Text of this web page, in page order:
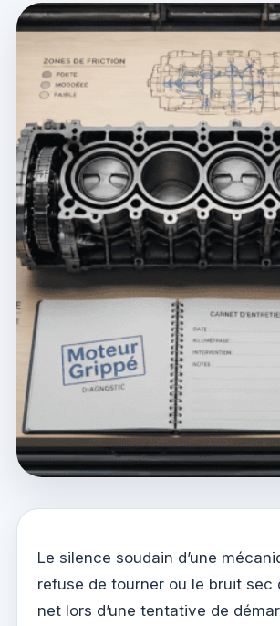
Le silence soudain d’une
refuse de tourner ou le bruit sec
net lors d’une tentative de